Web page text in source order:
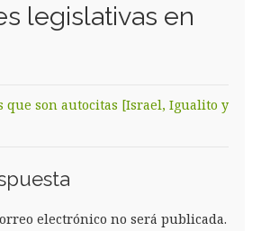
legislativas en
que son autocitas [Israel, Igualito y
electrónico no será publicada.